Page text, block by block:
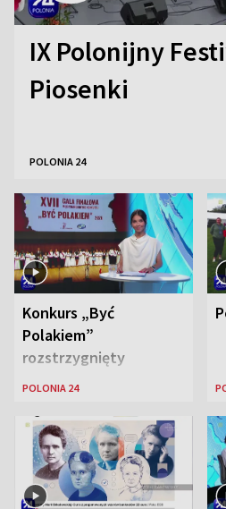
IX Polonijny
Piosenki
POLONIA 24
Konkurs „Być
Polakiem”
rozstrzygnięty
POLONIA 24